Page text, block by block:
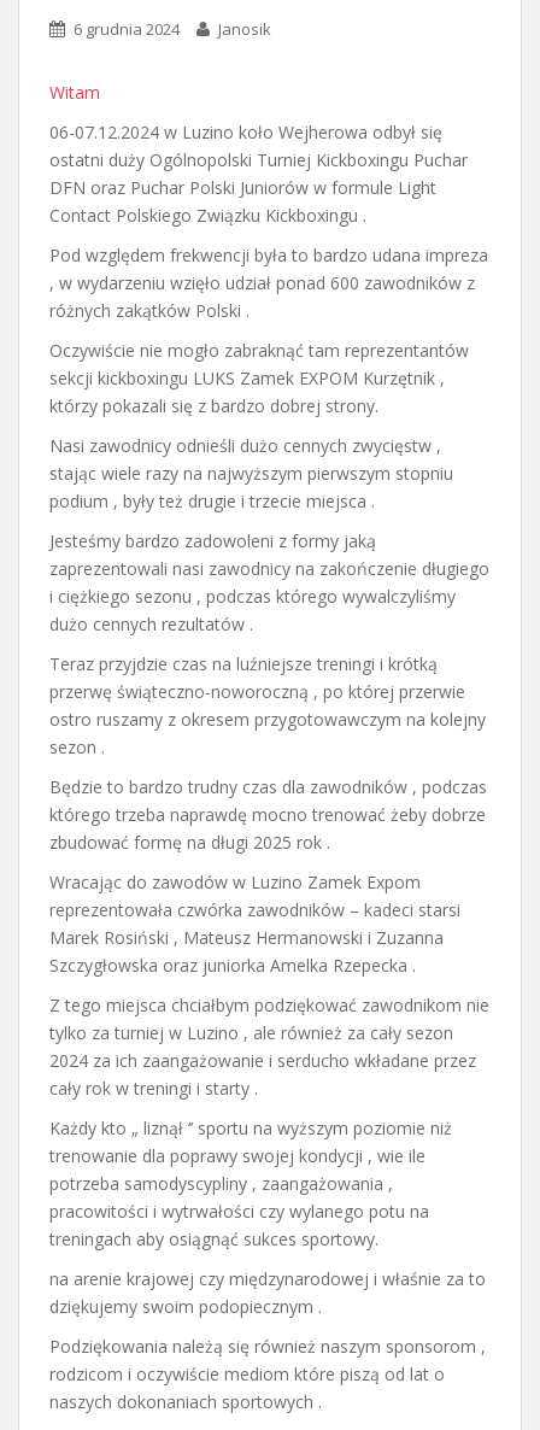
6 grudnia 2024 Janosik
Witam
06-07.12.2024 w Luzino koło Wejherowa odbył się
ostatni duży Ogólnopolski Turniej Kickboxingu Puchar
DFN oraz Puchar Polski Juniorów w formule Light
Contact Polskiego Związku Kickboxingu .
Pod względem frekwencji była to bardzo udana impreza
, w wydarzeniu wzięło udział ponad 600 zawodników z
różnych zakątków Polski .
Oczywiście nie mogło zabraknąć tam reprezentantów
sekcji kickboxingu LUKS Zamek EXPOM Kurzętnik ,
którzy pokazali się z bardzo dobrej strony.
Nasi zawodnicy odnieśli dużo cennych zwycięstw ,
stając wiele razy na najwyższym pierwszym stopniu
podium , były też drugie i trzecie miejsca .
Jesteśmy bardzo zadowoleni z formy jaką
zaprezentowali nasi zawodnicy na zakończenie długiego
i ciężkiego sezonu , podczas którego wywalczyliśmy
dużo cennych rezultatów .
Teraz przyjdzie czas na luźniejsze treningi i krótką
przerwę świąteczno-noworoczną , po której przerwie
ostro ruszamy z okresem przygotowawczym na kolejny
sezon .
Będzie to bardzo trudny czas dla zawodników , podczas
którego trzeba naprawdę mocno trenować żeby dobrze
zbudować formę na długi 2025 rok .
Wracając do zawodów w Luzino Zamek Expom
reprezentowała czwórka zawodników – kadeci starsi
Marek Rosiński , Mateusz Hermanowski i Zuzanna
Szczygłowska oraz juniorka Amelka Rzepecka .
Z tego miejsca chciałbym podziękować zawodnikom nie
tylko za turniej w Luzino , ale również za cały sezon
2024 za ich zaangażowanie i serducho wkładane przez
cały rok w treningi i starty .
Każdy kto „ liznął ‘’ sportu na wyższym poziomie niż
trenowanie dla poprawy swojej kondycji , wie ile
potrzeba samodyscypliny , zaangażowania ,
pracowitości i wytrwałości czy wylanego potu na
treningach aby osiągnąć sukces sportowy.
na arenie krajowej czy międzynarodowej i właśnie za to
dziękujemy swoim podopiecznym .
Podziękowania należą się również naszym sponsorom ,
rodzicom i oczywiście mediom które piszą od lat o
naszych dokonaniach sportowych .